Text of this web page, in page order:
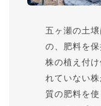
五ヶ瀬の土
の、肥料を
株の植え付
れていない
質の肥料を